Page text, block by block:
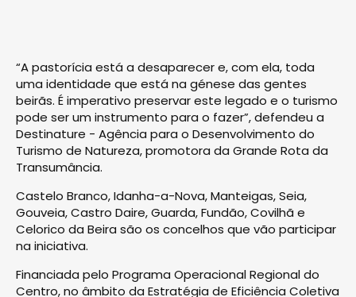
“A pastorícia está a desaparecer e, com ela, toda
uma identidade que está na génese das gentes
beirãs. É imperativo preservar este legado e o turismo
pode ser um instrumento para o fazer”, defendeu a
Destinature - Agência para o Desenvolvimento do
Turismo de Natureza, promotora da Grande Rota da
Transumância.
Castelo Branco, Idanha-a-Nova, Manteigas, Seia,
Gouveia, Castro Daire, Guarda, Fundão, Covilhã e
Celorico da Beira são os concelhos que vão participar
na iniciativa.
Financiada pelo Programa Operacional Regional do
Centro, no âmbito da Estratégia de Eficiência Coletiva